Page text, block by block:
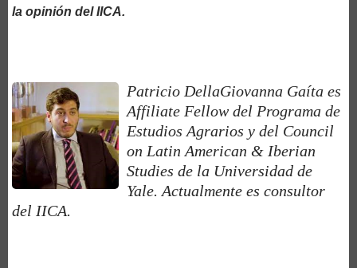
la opinión del IICA.
Patricio DellaGiovanna Gaíta es
Affiliate Fellow del Programa de
Estudios Agrarios y del Council
on Latin American & Iberian
Studies de la Universidad de
Yale. Actualmente es consultor
del IICA.